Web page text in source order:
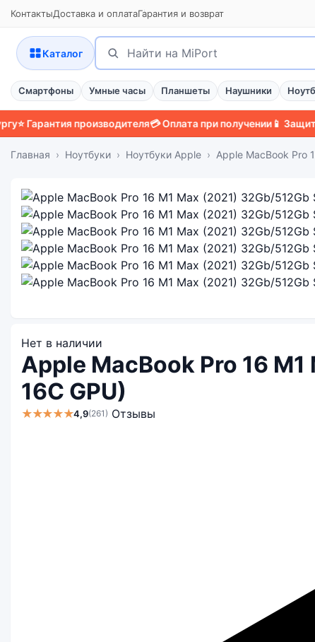
КонтактыДоставка и оплатаГарантия и возврат
Каталог
Поиск
Найти
Смартфоны Умные часы Планшеты Наушники
производителя💳 Оплата при получении📱 Защитный
Главная Ноутбуки Ноутбуки Apple Apple MacBook Pro
Нет в наличии
Apple MacBook Pro 16
16C GPU)
★★★★★4,9(261) Отзывы